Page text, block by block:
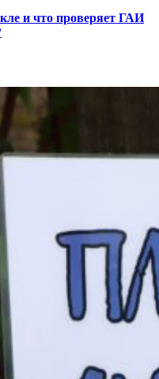
и что проверяет ГАИ